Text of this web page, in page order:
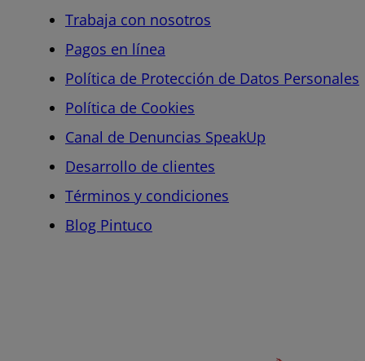
Trabaja con nosotros
Pagos en línea
Política de Protección de Datos Personales
Política de Cookies
Canal de Denuncias SpeakUp
Desarrollo de clientes
Términos y condiciones
Blog Pintuco